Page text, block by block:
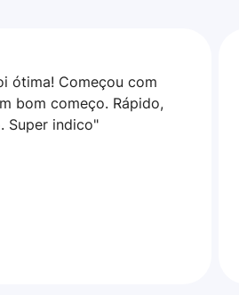
ótima! Começou com
bom começo. Rápido,
Super indico"